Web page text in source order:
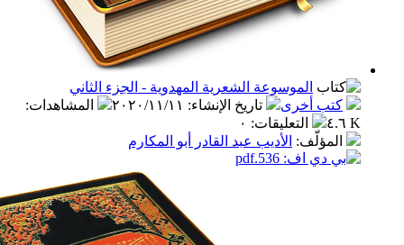
الموسوعة الشعرية المهدوية - الجزء الثاني
أخرى
تاريخ الإنشاء :٢٠٢٠/١١/١١ المشاهدات:
التعليقات:٠
الأديب عبد القادر أبو المكارم